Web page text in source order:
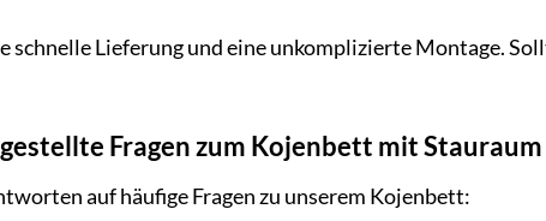
schnelle Lieferung und eine unkomplizierte Montage.
Fragen zum Kojenbett mit Stauraum
auf häufige Fragen zu unserem Kojenbett: